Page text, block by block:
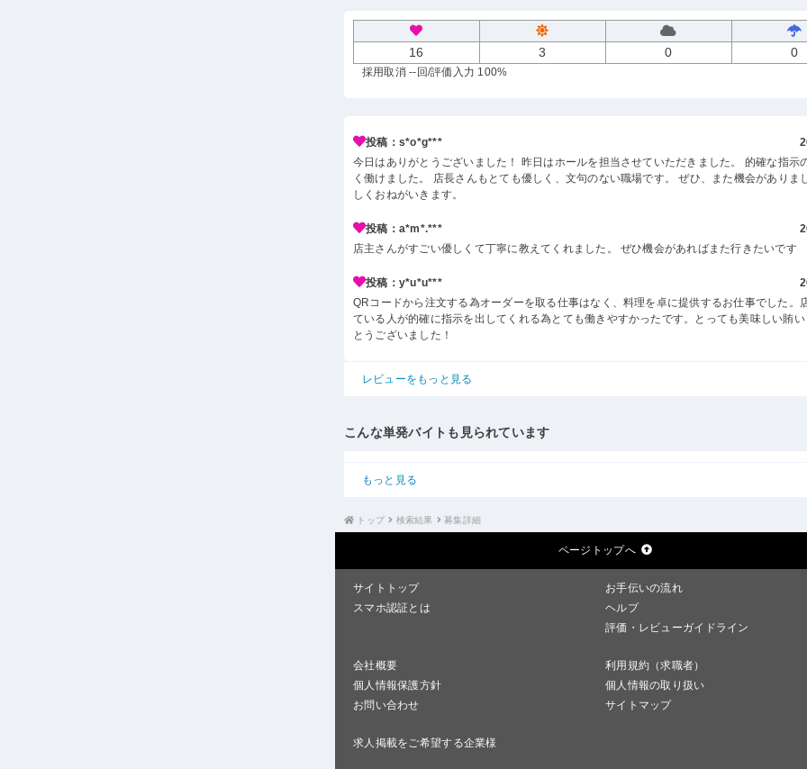
16 3 0 0
採用取消 --回/評価入力 100%
投稿：s*o*g***
今日はありがとうございました！ 昨日はホールを担当させていただきました。 的確な指示
く働けました。 店長さんもとても優しく、文句のない職場です。 ぜひ、また機会がありま
しくおねがいきます。
投稿：a*m*.***
店主さんがすごい優しくて丁寧に教えてくれました。 ぜひ機会があればまた行きたいです
投稿：y*u*u***
QRコードから注文する為オーダーを取る仕事はなく、料理を卓に提供するお仕事でした。
ている人が的確に指示を出してくれる為とても働きやすかったです。とっても美味しい賄
とうございました！
レビューをもっと見る
こんな単発バイトも見られています
もっと見る
トップ 検索結果 募集詳細
ページトップへ
サイトトップ
お手伝いの流れ
スマホ認証とは
ヘルプ
評価・レビューガイドライン
会社概要
利用規約（求職者）
個人情報保護方針
個人情報の取り扱い
お問い合わせ
サイトマップ
求人掲載をご希望する企業様